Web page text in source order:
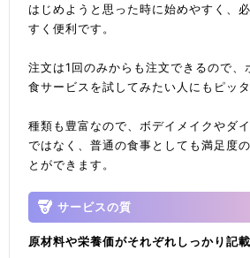
はじめようと思った時に始めやすく、
すく便利です。
注文は1回のみからも注文できるので、
食サービスを試してみたい人にもピッタ
種類も豊富なので、ボデイメイクやダ
ではなく、普通の食事としても満足度
とができます。
サービスの質
原材料や栄養価がそれぞれしっかり記